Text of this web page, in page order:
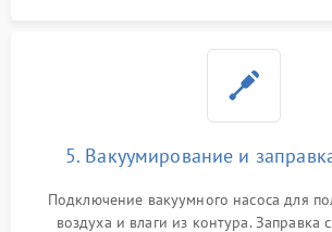
5. Вакуумирование и
Подключение вакуумного насоса для
воздуха и влаги из контура. Заправка